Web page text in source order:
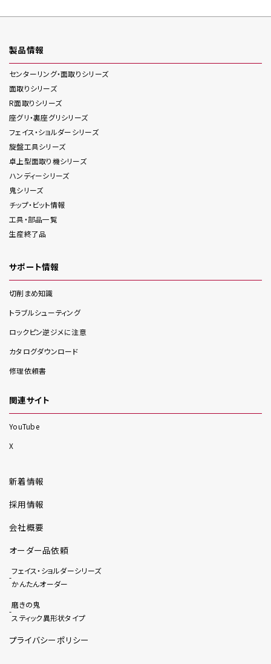
製品情報
センターリング・面取りシリーズ
面取りシリーズ
R面取りシリーズ
座グリ・裏座グリシリーズ
フェイス・ショルダーシリーズ
旋盤工具シリーズ
卓上型面取り機シリーズ
ハンディーシリーズ
鬼シリーズ
チップ・ビット情報
工具・部品一覧
生産終了品
サポート情報
切削まめ知識
トラブルシューティング
ロックピン逆ジメに注意
カタログダウンロード
修理依頼書
関連サイト
YouTube
X
新着情報
採用情報
会社概要
オーダー品依頼
フェイス・ショルダーシリーズ
かんたんオーダー
磨きの鬼
スティック異形状タイプ
プライバシーポリシー